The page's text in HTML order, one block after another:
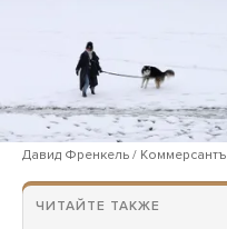
Давид Френкель / Коммерсантъ
ЧИТАЙТЕ ТАКЖЕ